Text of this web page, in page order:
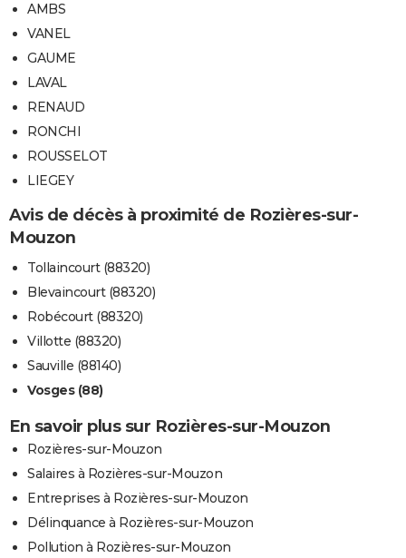
AMBS
VANEL
GAUME
LAVAL
RENAUD
RONCHI
ROUSSELOT
LIEGEY
Avis de décès à proximité de Rozières-sur-
Mouzon
Tollaincourt (88320)
Blevaincourt (88320)
Robécourt (88320)
Villotte (88320)
Sauville (88140)
Vosges (88)
En savoir plus sur Rozières-sur-Mouzon
Rozières-sur-Mouzon
Salaires à Rozières-sur-Mouzon
Entreprises à Rozières-sur-Mouzon
Délinquance à Rozières-sur-Mouzon
Pollution à Rozières-sur-Mouzon